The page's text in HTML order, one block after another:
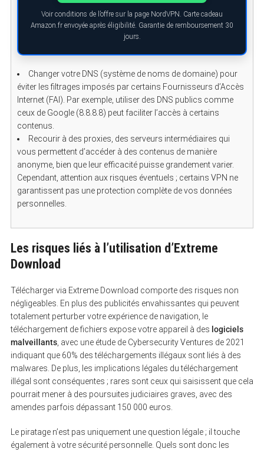
Voir conditions de l’offre sur la page NordVPN. Carte cadeau
Amazon.fr envoyée après éligibilité. Garantie de remboursement 30
jours.
Changer votre DNS (système de noms de domaine) pour
éviter les filtrages imposés par certains Fournisseurs d’Accès
Internet (FAI). Par exemple, utiliser des DNS publics comme
ceux de Google (8.8.8.8) peut faciliter l’accès à certains
contenus.
Recourir à des proxies, des serveurs intermédiaires qui
vous permettent d’accéder à des contenus de manière
anonyme, bien que leur efficacité puisse grandement varier.
Cependant, attention aux risques éventuels ; certains VPN ne
garantissent pas une protection complète de vos données
personnelles.
Les risques liés à l’utilisation d’Extreme
Download
Télécharger via Extreme Download comporte des risques non
négligeables. En plus des publicités envahissantes qui peuvent
totalement perturber votre expérience de navigation, le
téléchargement de fichiers expose votre appareil à des logiciels
malveillants, avec une étude de Cybersecurity Ventures de 2021
indiquant que 60% des téléchargements illégaux sont liés à des
malwares. De plus, les implications légales du téléchargement
illégal sont conséquentes ; rares sont ceux qui saisissent que cela
pourrait mener à des poursuites judiciaires graves, avec des
amendes parfois dépassant 150 000 euros.
Le piratage n’est pas uniquement une question légale ; il touche
également à votre sécurité personnelle. Quels sont donc les
c
h
r